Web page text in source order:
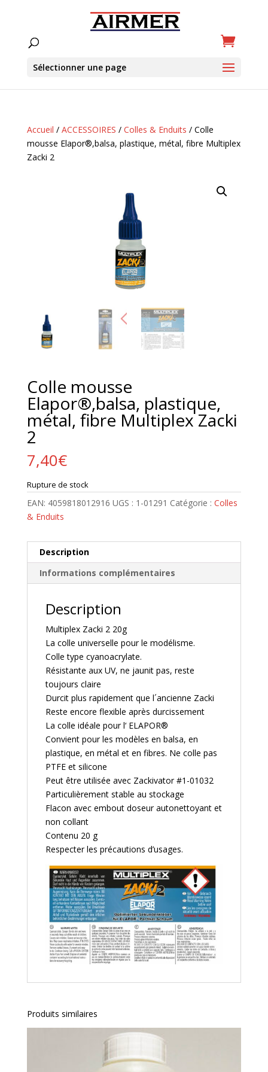
Sélectionner une page
Accueil / ACCESSOIRES / Colles & Enduits / Colle
mousse Elapor®,balsa, plastique, métal, fibre Multiplex
Zacki 2
Colle mousse
Elapor®,balsa, plastique,
métal, fibre Multiplex Zacki
2
7,40€
Rupture de stock
EAN: 4059818012916 UGS : 1-01291 Catégorie : Colles
& Enduits
Description
Informations complémentaires
Description
Multiplex Zacki 2 20g
La colle universelle pour le modélisme.
Colle type cyanoacrylate.
Résistante aux UV, ne jaunit pas, reste
toujours claire
Durcit plus rapidement que l´ancienne Zacki
Reste encore flexible après durcissement
La colle idéale pour l‘ ELAPOR®
Convient pour les modèles en balsa, en
plastique, en métal et en fibres. Ne colle pas
PTFE et silicone
Peut être utilisée avec Zackivator #1-01032
Particulièrement stable au stockage
Flacon avec embout doseur autonettoyant et
non collant
Contenu 20 g
Respecter les précautions d’usages.
Produits similaires